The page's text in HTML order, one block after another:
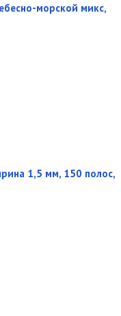
морской микс,
1,5 мм, 150 полос,